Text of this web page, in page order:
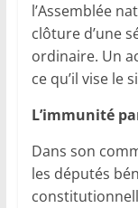
l’Assemblée
clôture d’une
ordinaire. Un
ce qu’il vise le
L’immunité
Dans son
les députés